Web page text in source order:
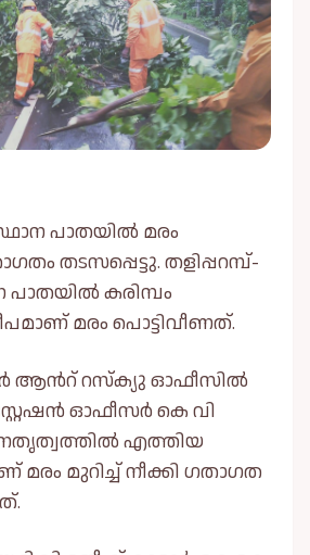
പാതയിൽ മരം
തടസപ്പെട്ടു. തളിപ്പറമ്പ്-
പാതയിൽ കരിമ്പം
മരം പൊട്ടിവീണത്.
ആൻറ് റസ്ക്യു ഓഫീസിൽ
ഓഫീസർ കെ വി
എത്തിയ
മരം മുറിച്ച് നീക്കി ഗതാഗത